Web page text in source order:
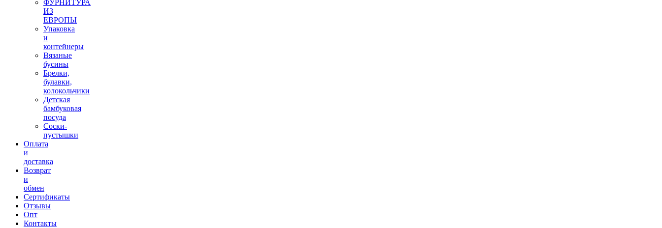
ФУРНИТУРА
ИЗ
ЕВРОПЫ
Упаковка
и
контейнеры
Вязаные
бусины
Брелки,
булавки,
колокольчики
Детская
бамбуковая
посуда
Соски-
пустышки
Оплата
и
доставка
Возврат
и
обмен
Сертификаты
Отзывы
Опт
Контакты